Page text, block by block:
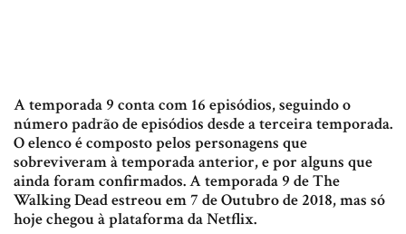
A temporada 9 conta com 16 episódios, seguindo o
número padrão de episódios desde a terceira temporada.
O elenco é composto pelos personagens que
sobreviveram à temporada anterior, e por alguns que
ainda foram confirmados. A temporada 9 de The
Walking Dead estreou em 7 de Outubro de 2018, mas só
hoje chegou à plataforma da Netflix.